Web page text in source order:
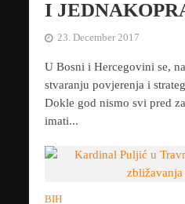
I
23. December 2017
U Bosni i Hercegovini se,
stvaranju povjerenja i
Dokle god nismo svi pred
imati...
BIH